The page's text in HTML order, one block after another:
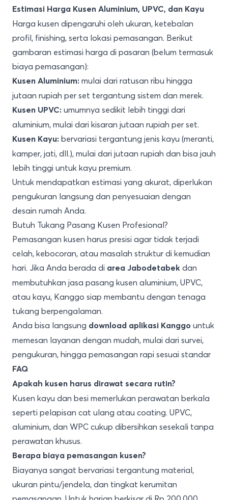
Estimasi Harga Kusen Aluminium, UPVC, dan Kayu
Harga kusen dipengaruhi oleh ukuran, ketebalan
profil, finishing, serta lokasi pemasangan. Berikut
gambaran estimasi harga di pasaran (belum termasuk
biaya pemasangan):
Kusen Aluminium: mulai dari ratusan ribu hingga
jutaan rupiah per set tergantung sistem dan merek.
Kusen UPVC: umumnya sedikit lebih tinggi dari
aluminium, mulai dari kisaran jutaan rupiah per set.
Kusen Kayu: bervariasi tergantung jenis kayu (meranti,
kamper, jati, dll.), mulai dari jutaan rupiah dan bisa jauh
lebih tinggi untuk kayu premium.
Untuk mendapatkan estimasi yang akurat, diperlukan
pengukuran langsung dan penyesuaian dengan
desain rumah Anda.
Butuh Tukang Pasang Kusen Profesional?
Pemasangan kusen harus presisi agar tidak terjadi
celah, kebocoran, atau masalah struktur di kemudian
hari. Jika Anda berada di area Jabodetabek dan
membutuhkan jasa pasang kusen aluminium, UPVC,
atau kayu, Kanggo siap membantu dengan tenaga
tukang berpengalaman.
Anda bisa langsung download aplikasi Kanggo untuk
memesan layanan dengan mudah, mulai dari survei,
pengukuran, hingga pemasangan rapi sesuai standar
FAQ
Apakah kusen harus dirawat secara rutin?
Kusen kayu dan besi memerlukan perawatan berkala
seperti pelapisan cat ulang atau coating. UPVC,
aluminium, dan WPC cukup dibersihkan sesekali tanpa
perawatan khusus.
Berapa biaya pemasangan kusen?
Biayanya sangat bervariasi tergantung material,
ukuran pintu/jendela, dan tingkat kerumitan